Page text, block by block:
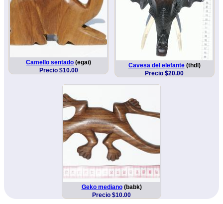
Camello sentado (egai)
Precio $10.00
Cavesa del elefante(thdl)
Precio $20.00
Geko mediano(babk)
Precio $10.00